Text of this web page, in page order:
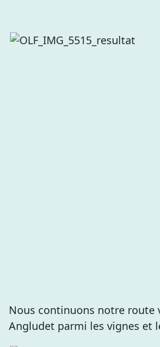
Nous continuons notre route
Angludet parmi les vignes et